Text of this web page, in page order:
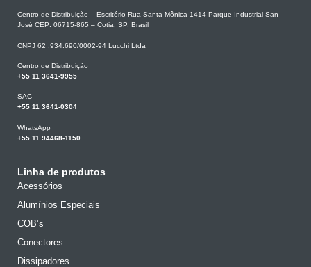
Centro de Distribuição – Escritório Rua Santa Mônica 1414 Parque Industrial San
José CEP: 06715-865 – Cotia, SP, Brasil
CNPJ 62 .934.690/0002-94 Lucchi Ltda
Centro de Distribuição
+55 11 3641-9955
SAC
+55 11 3641-0304
WhatsApp
+55 11 94468-1150
Linha de produtos
Acessórios
Alumínios Especiais
COB’s
Conectores
Dissipadores